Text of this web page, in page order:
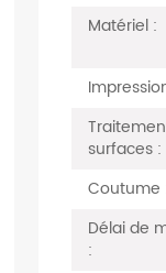
Matériel :
surfaces :
Coutume
Délai de
: